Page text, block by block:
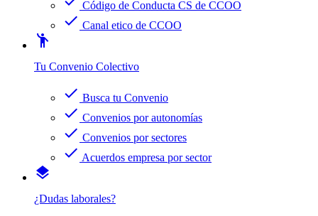
Código de Conducta CS de CCOO
check Canal etico de CCOO
emoji_people
Tu Convenio Colectivo
check Busca tu Convenio
check Convenios por autonomías
check Convenios por sectores
check Acuerdos empresa por sector
layers
¿Dudas laborales?